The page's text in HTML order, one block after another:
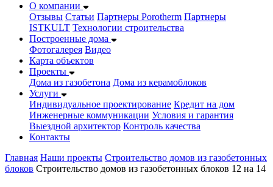
О компании
Отзывы Статьи Партнеры Porotherm Партнеры
ISTKULT Технологии строительства
Построенные дома
Фотогалерея Видео
Карта объектов
Проекты
Дома из газобетонa Дома из керамоблоков
Услуги
Индивидуальное проектирование Кредит на дом
Инженерные коммуникации Условия и гарантия
Выездной архитектор Контроль качества
Контакты
Главная Наши проекты Строительство домов из газобетонных
блоков Строительство домов из газобетонных блоков 12 на 14